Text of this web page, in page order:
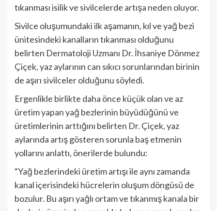
tıkanması isilik ve sivilcelerde artışa neden oluyor.
Sivilce oluşumundaki ilk aşamanın, kıl ve yağ bezi
ünitesindeki kanalların tıkanması olduğunu
belirten Dermatoloji Uzmanı Dr. İhsaniye Dönmez
Çiçek, yaz aylarının can sıkıcı sorunlarından birinin
de aşırı sivilceler olduğunu söyledi.
Ergenlikle birlikte daha önce küçük olan ve az
üretim yapan yağ bezlerinin büyüdüğünü ve
üretimlerinin arttığını belirten Dr. Çiçek, yaz
aylarında artış gösteren sorunla baş etmenin
yollarını anlattı, önerilerde bulundu:
“Yağ bezlerindeki üretim artışı ile aynı zamanda
kanal içerisindeki hücrelerin oluşum döngüsü de
bozulur. Bu aşırı yağlı ortam ve tıkanmış kanala bir